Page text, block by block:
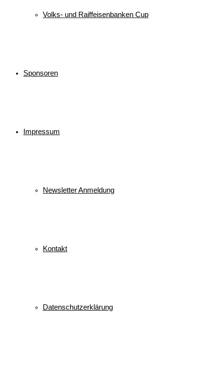
Volks- und Raiffeisenbanken Cup
Sponsoren
Impressum
Newsletter Anmeldung
Kontakt
Datenschutzerklärung